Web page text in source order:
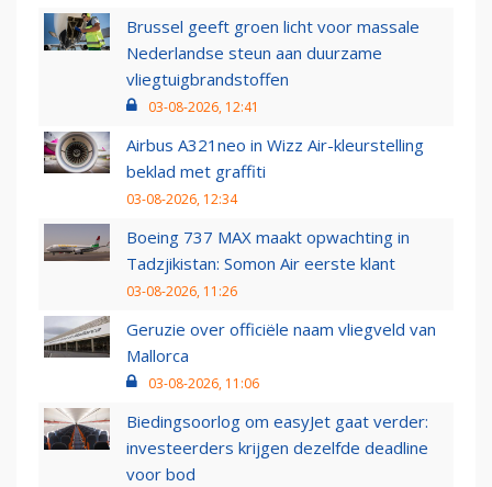
Brussel geeft groen licht voor massale
Nederlandse steun aan duurzame
vliegtuigbrandstoffen
03-08-2026, 12:41
Airbus A321neo in Wizz Air-kleurstelling
beklad met graffiti
03-08-2026, 12:34
Boeing 737 MAX maakt opwachting in
Tadzjikistan: Somon Air eerste klant
03-08-2026, 11:26
Geruzie over officiële naam vliegveld van
Mallorca
03-08-2026, 11:06
Biedingsoorlog om easyJet gaat verder:
investeerders krijgen dezelfde deadline
voor bod